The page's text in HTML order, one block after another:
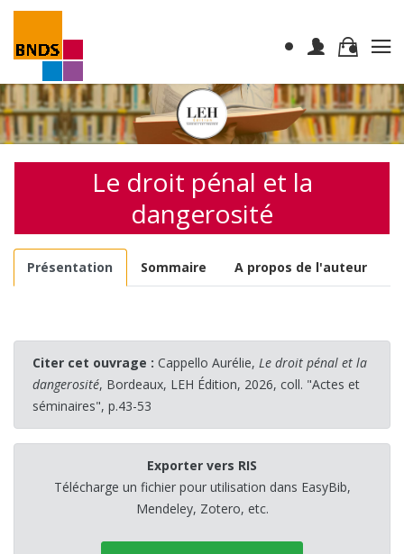
Le droit pénal et la
dangerosité
Présentation Sommaire A propos de l'auteur
Citer cet ouvrage : Cappello Aurélie, Le droit pénal et la
dangerosité, Bordeaux, LEH Édition, 2026, coll. "Actes et
séminaires", p.43-53
Exporter vers RIS
Télécharge un fichier pour utilisation dans EasyBib,
Mendeley, Zotero, etc.